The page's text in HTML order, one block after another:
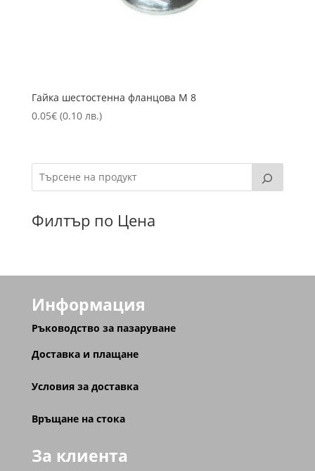
Гайка шестостенна фланцова М 8
0.05€ (0.10 лв.)
Филтър по Цена
Информация
Ръководство за пазаруване
Доставка и плащане
Условия за доставка
Връщане на стока
За клиента